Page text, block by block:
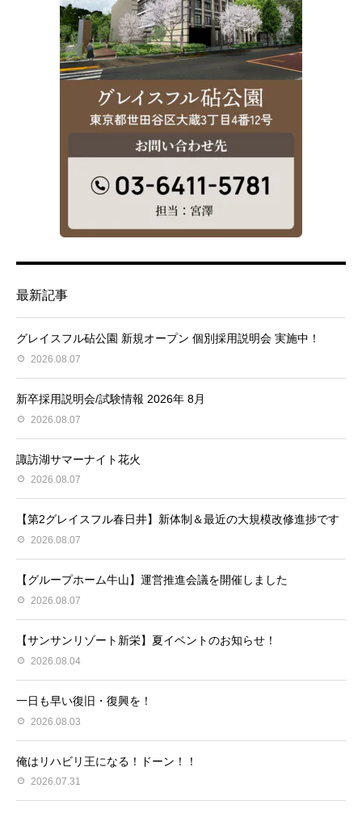
最新記事
グレイスフル砧公園 新規オープン 個別採用説明会 実施中！
2026.08.07
新卒採用説明会/試験情報 2026年 8月
2026.08.07
諏訪湖サマーナイト花火
2026.08.07
【第2グレイスフル春日井】新体制＆最近の大規模改修進捗です
2026.08.07
【グループホーム牛山】運営推進会議を開催しました
2026.08.07
【サンサンリゾート新栄】夏イベントのお知らせ！
2026.08.04
一日も早い復旧・復興を！
2026.08.03
俺はリハビリ王になる！ドーン！！
2026.07.31